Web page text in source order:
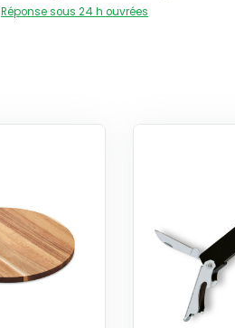
Réponse sous 24 h ouvrées